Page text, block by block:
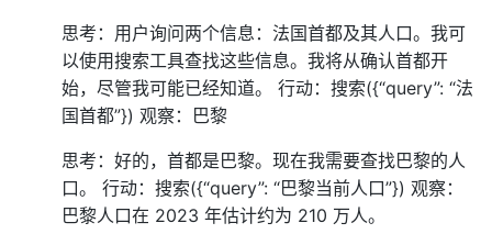
思考：用户询问两个信息：法国首都及其人口。我可
以使用搜索工具查找这些信息。我将从确认首都开
始，尽管我可能已经知道。 行动：搜索({“query”: “法
国首都”}) 观察：巴黎
思考：好的，首都是巴黎。现在我需要查找巴黎的人
口。 行动：搜索({“query”: “巴黎当前人口”}) 观察：
巴黎人口在 2023 年估计约为 210 万人。